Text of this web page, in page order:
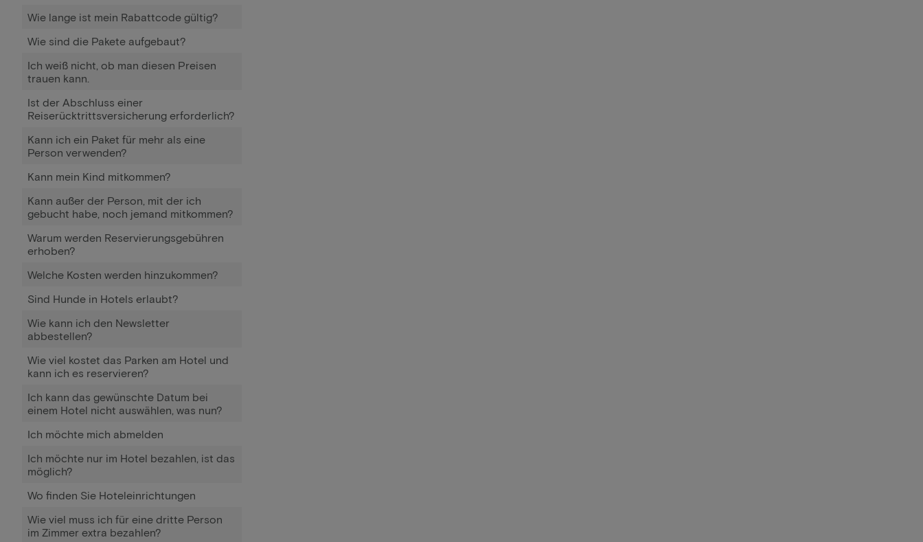
Wie lange ist mein Rabattcode gültig?
Wie sind die Pakete aufgebaut?
Ich weiß nicht, ob man diesen Preisen
trauen kann.
Ist der Abschluss einer
Reiserücktrittsversicherung erforderlich?
Kann ich ein Paket für mehr als eine
Person verwenden?
Kann mein Kind mitkommen?
Kann außer der Person, mit der ich
gebucht habe, noch jemand mitkommen?
Warum werden Reservierungsgebühren
erhoben?
Welche Kosten werden hinzukommen?
Sind Hunde in Hotels erlaubt?
Wie kann ich den Newsletter
abbestellen?
Wie viel kostet das Parken am Hotel und
kann ich es reservieren?
Ich kann das gewünschte Datum bei
einem Hotel nicht auswählen, was nun?
Ich möchte mich abmelden
Ich möchte nur im Hotel bezahlen, ist das
möglich?
Wo finden Sie Hoteleinrichtungen
Wie viel muss ich für eine dritte Person
im Zimmer extra bezahlen?